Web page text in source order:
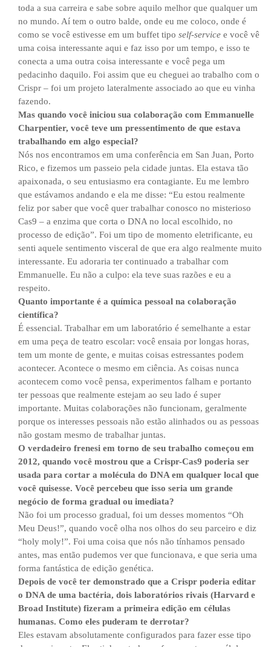
toda a sua carreira e sabe sobre aquilo melhor que qualquer um
no mundo. Aí tem o outro balde, onde eu me coloco, onde é
como se você estivesse em um buffet tipo self-servicee você vê
uma coisa interessante aqui e faz isso por um tempo, e isso te
conecta a uma outra coisa interessante e você pega um
pedacinho daquilo. Foi assim que eu cheguei ao trabalho com o
Crispr – foi um projeto lateralmente associado ao que eu vinha
fazendo.
Mas quando você iniciou sua colaboração com Emmanuelle
Charpentier, você teve um pressentimento de que estava
trabalhando em algo especial?
Nós nos encontramos em uma conferência em San Juan, Porto
Rico, e fizemos um passeio pela cidade juntas. Ela estava tão
apaixonada, o seu entusiasmo era contagiante. Eu me lembro
que estávamos andando e ela me disse: “Eu estou realmente
feliz por saber que você quer trabalhar conosco no misterioso
Cas9 – a enzima que corta o DNA no local escolhido, no
processo de edição”. Foi um tipo de momento eletrificante, eu
senti aquele sentimento visceral de que era algo realmente muito
interessante. Eu adoraria ter continuado a trabalhar com
Emmanuelle. Eu não a culpo: ela teve suas razões e eu a
respeito.
Quanto importante é a química pessoal na colaboração
científica?
É essencial. Trabalhar em um laboratório é semelhante a estar
em uma peça de teatro escolar: você ensaia por longas horas,
tem um monte de gente, e muitas coisas estressantes podem
acontecer. Acontece o mesmo em ciência. As coisas nunca
acontecem como você pensa, experimentos falham e portanto
ter pessoas que realmente estejam ao seu lado é super
importante. Muitas colaborações não funcionam, geralmente
porque os interesses pessoais não estão alinhados ou as pessoas
não gostam mesmo de trabalhar juntas.
O verdadeiro frenesi em torno de seu trabalho começou em
2012, quando você mostrou que a Crispr-Cas9 poderia ser
usada para cortar a molécula do DNA em qualquer local que
você quisesse. Você percebeu que isso seria um grande
negócio de forma gradual ou imediata?
Não foi um processo gradual, foi um desses momentos “Oh
Meu Deus!”, quando você olha nos olhos do seu parceiro e diz
“holy moly!”. Foi uma coisa que nós não tínhamos pensado
antes, mas então pudemos ver que funcionava, e que seria uma
forma fantástica de edição genética.
Depois de você ter demonstrado que a Crispr poderia editar
o DNA de uma bactéria, dois laboratórios rivais (Harvard e
Broad Institute) fizeram a primeira edição em células
humanas. Como eles puderam te derrotar?
Eles estavam absolutamente configurados para fazer esse tipo